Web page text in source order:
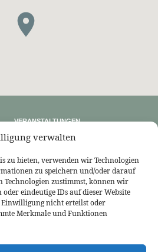
verwalten
zu bieten, verwenden wir Technologien
zu speichern und/oder darauf
Technologien zustimmst, können wir
eindeutige IDs auf dieser Website
nicht erteilst oder
Merkmale und Funktionen
VERANSTALTUNGEN
Sommerfreizeit
Gemeinde Nordhorn
Gemeinde Gießen
Gemeinde Tübingen